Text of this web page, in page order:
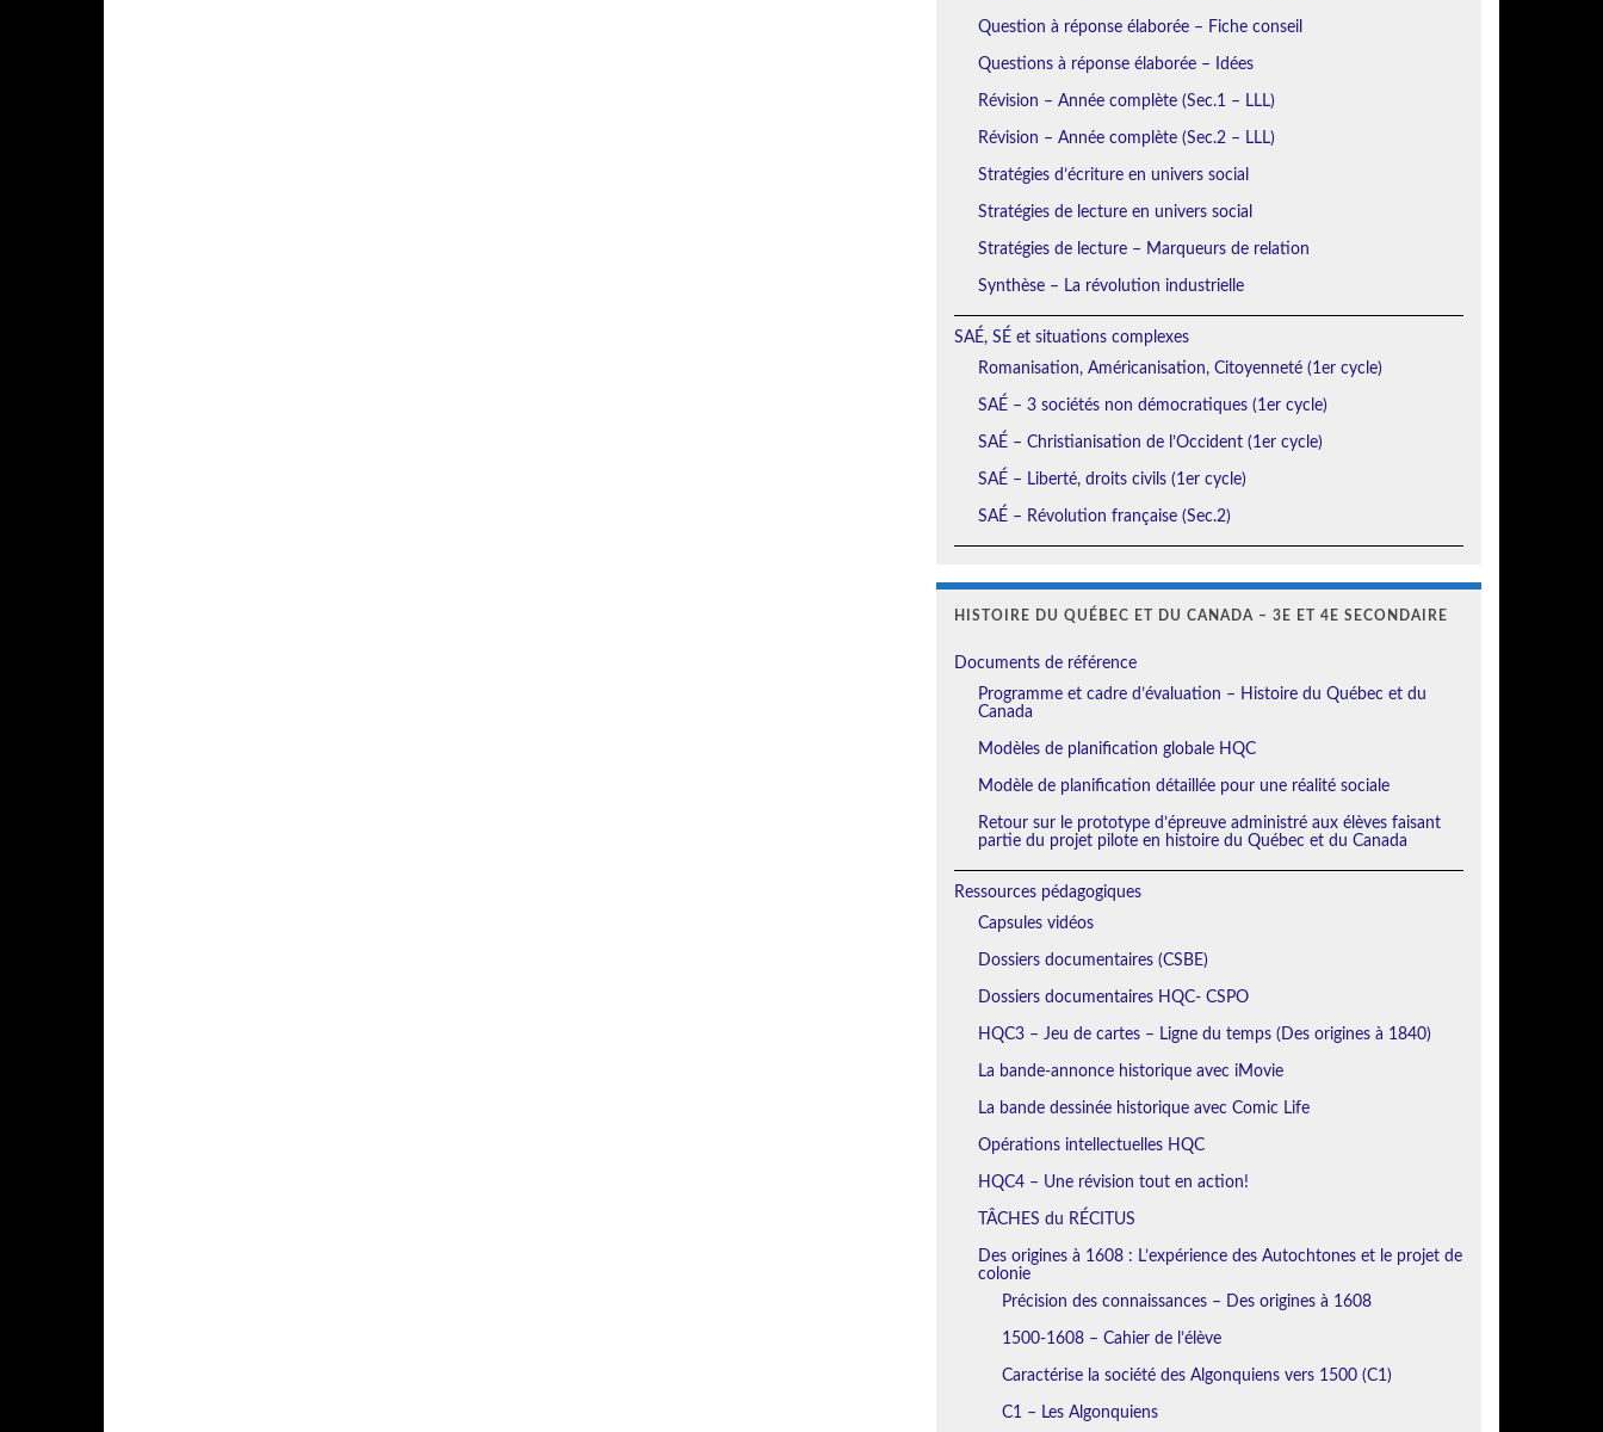
Question à réponse élaborée – Fiche conseil
Questions à réponse élaborée – Idées
Révision – Année complète (Sec.1 – LLL)
Révision – Année complète (Sec.2 – LLL)
Stratégies d’écriture en univers social
Stratégies de lecture en univers social
Stratégies de lecture – Marqueurs de relation
Synthèse – La révolution industrielle
SAÉ, SÉ et situations complexes
Romanisation, Américanisation, Citoyenneté (1er cycle)
SAÉ – 3 sociétés non démocratiques (1er cycle)
SAÉ – Christianisation de l’Occident (1er cycle)
SAÉ – Liberté, droits civils (1er cycle)
SAÉ – Révolution française (Sec.2)
HISTOIRE DU QUÉBEC ET DU CANADA – 3E ET 4E SECONDAIRE
Documents de référence
Programme et cadre d’évaluation – Histoire du Québec et du
Canada
Modèles de planification globale HQC
Modèle de planification détaillée pour une réalité sociale
Retour sur le prototype d’épreuve administré aux élèves faisant
partie du projet pilote en histoire du Québec et du Canada
Ressources pédagogiques
Capsules vidéos
Dossiers documentaires (CSBE)
Dossiers documentaires HQC- CSPO
HQC3 – Jeu de cartes – Ligne du temps (Des origines à 1840)
La bande-annonce historique avec iMovie
La bande dessinée historique avec Comic Life
Opérations intellectuelles HQC
HQC4 – Une révision tout en action!
TÂCHES du RÉCITUS
Des origines à 1608 : L’expérience des Autochtones et le projet de
colonie
Précision des connaissances – Des origines à 1608
1500-1608 – Cahier de l’élève
Caractérise la société des Algonquiens vers 1500 (C1)
C1 – Les Algonquiens